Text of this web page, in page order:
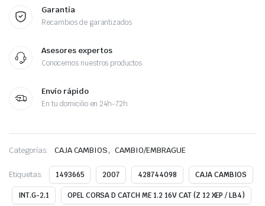
Garantía
Recambios de garantizados
Asesores expertos
Conocemos nuestros productos
Envío rápido
En tu domicilio en 24h-72h
Categorías: CAJA CAMBIOS, CAMBIO/EMBRAGUE
Etiquetas: 1493665 2007 428744098 CAJA CAMBIOS
INT.G-2.1 OPEL CORSA D CATCH ME 1.2 16V CAT (Z 12 XEP / LB4)